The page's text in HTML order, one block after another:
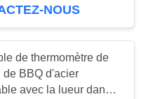
NOUS
de thermomètre de
de BBQ d'acier
avec la lueur dans